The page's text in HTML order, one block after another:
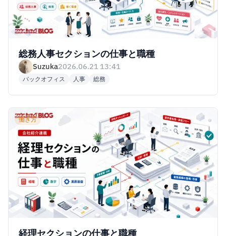
総務人事セクションの仕事と職種
Suzuka2026.06.21 13:41
バックオフィス 人事 総務
働き方
経理セクションの仕事と職種